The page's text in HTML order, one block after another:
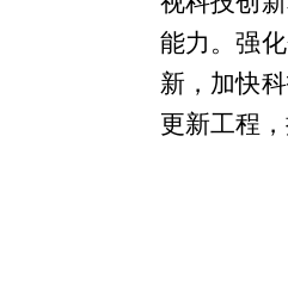
能力。强
新，加快
更新工程